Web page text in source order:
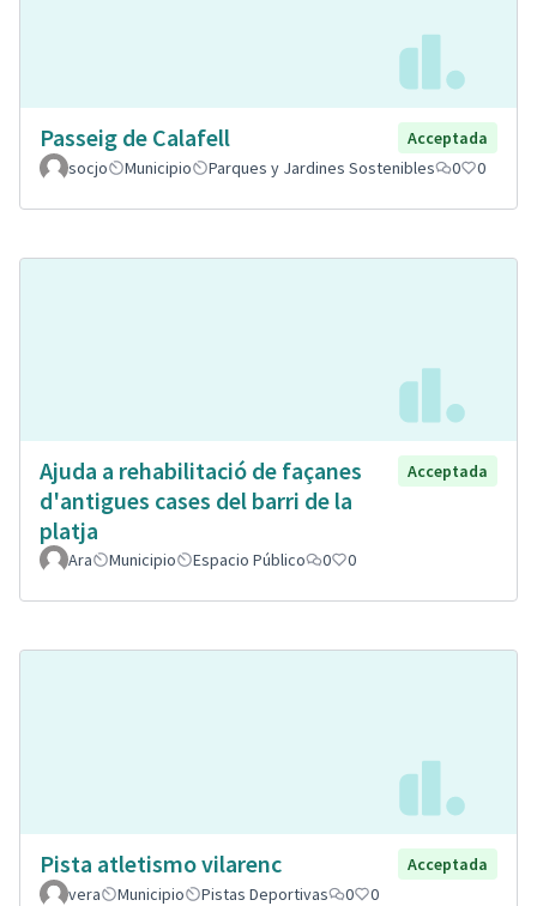
Passeig de Calafell
Acceptada
socjo
Municipio Parques y Jardines Sostenibles 0 0
Ajuda a rehabilitació de façanes
d'antigues cases del barri de la
platja
Acceptada
Ara Municipio Espacio Público 0 0
Pista atletismo vilarenc
Acceptada
vera
Municipio Pistas Deportivas 0 0